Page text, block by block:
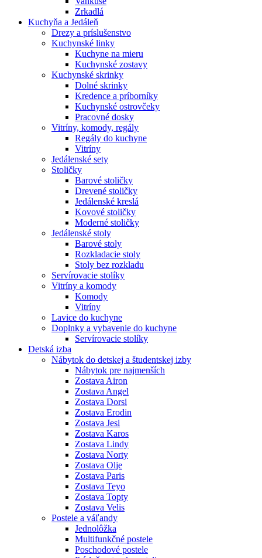
Zrkadlá
Kuchyňa a Jedáleň
Drezy a príslušenstvo
Kuchynské linky
Kuchyne na mieru
Kuchynské zostavy
Kuchynské skrinky
Dolné skrinky
Kredence a príborníky
Kuchynské ostrovčeky
Pracovné dosky
Vitríny, komody, regály
Regály do kuchyne
Vitríny
Jedálenské sety
Stoličky
Barové stoličky
Drevené stoličky
Jedálenské kreslá
Kovové stoličky
Moderné stoličky
Jedálenské stoly
Barové stoly
Rozkladacie stoly
Stoly bez rozkladu
Servírovacie stolíky
Vitríny a komody
Komody
Vitríny
Lavice do kuchyne
Doplnky a vybavenie do kuchyne
Servírovacie stolíky
Detská izba
Nábytok do detskej a študentskej izby
Nábytok pre najmenších
Zostava Airon
Zostava Angel
Zostava Dorsi
Zostava Erodin
Zostava Jesi
Zostava Karos
Zostava Lindy
Zostava Norty
Zostava Olje
Zostava Paris
Zostava Teyo
Zostava Topty
Zostava Velis
Postele a váľandy
Jednolôžka
Multifunkčné postele
Poschodové postele